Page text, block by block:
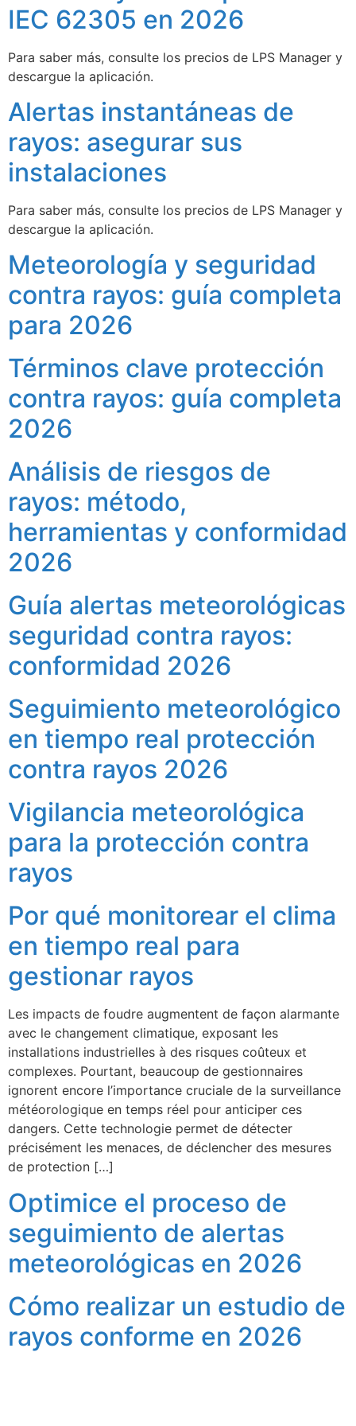
IEC 62305 en 2026
Para saber más, consulte los precios de LPS Manager y
descargue la aplicación.
Alertas instantáneas de
rayos: asegurar sus
instalaciones
Para saber más, consulte los precios de LPS Manager y
descargue la aplicación.
Meteorología y seguridad
contra rayos: guía completa
para 2026
Términos clave protección
contra rayos: guía completa
2026
Análisis de riesgos de
rayos: método,
herramientas y conformidad
2026
Guía alertas meteorológicas
seguridad contra rayos:
conformidad 2026
Seguimiento meteorológico
en tiempo real protección
contra rayos 2026
Vigilancia meteorológica
para la protección contra
rayos
Por qué monitorear el clima
en tiempo real para
gestionar rayos
Les impacts de foudre augmentent de façon alarmante
avec le changement climatique, exposant les
installations industrielles à des risques coûteux et
complexes. Pourtant, beaucoup de gestionnaires
ignorent encore l’importance cruciale de la surveillance
météorologique en temps réel pour anticiper ces
dangers. Cette technologie permet de détecter
précisément les menaces, de déclencher des mesures
de protection […]
Optimice el proceso de
seguimiento de alertas
meteorológicas en 2026
Cómo realizar un estudio de
rayos conforme en 2026
ECLAIR